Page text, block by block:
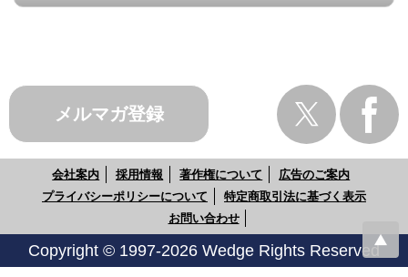
メルマガ登録
会社案内 採用情報 著作権について
広告のご案内
プライバシーポリシーについて
特定商取引法に基づく表示
お問い合わせ
Copyright © 1997-2026 Wedge Rights Reserved